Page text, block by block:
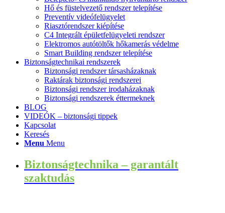
Hő és füstelvezető rendszer telepítése
Preventív videófelügyelet
Riasztórendszer kiépítése
C4 Integrált épületfelügyeleti rendszer
Elektromos autótöltők hőkamerás védelme
Smart Building rendszer telepítése
Biztonságtechnikai rendszerek
Biztonsági rendszer társasházaknak
Raktárak biztonsági rendszerei
Biztonsági rendszer irodaházaknak
Biztonsági rendszerek éttermeknek
BLOG
VIDEÓK – biztonsági tippek
Kapcsolat
Keresés
Menu Menu
Biztonságtechnika – garantált
szaktudás